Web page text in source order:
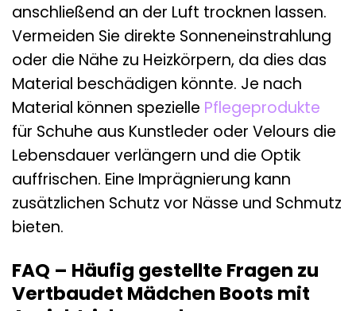
anschließend an der Luft trocknen lassen.
Vermeiden Sie direkte Sonneneinstrahlung
oder die Nähe zu Heizkörpern, da dies das
Material beschädigen könnte. Je nach
Material können spezielle Pflegeprodukte
für Schuhe aus Kunstleder oder Velours die
Lebensdauer verlängern und die Optik
auffrischen. Eine Imprägnierung kann
zusätzlichen Schutz vor Nässe und Schmutz
bieten.
FAQ – Häufig gestellte Fragen zu
Vertbaudet Mädchen Boots mit